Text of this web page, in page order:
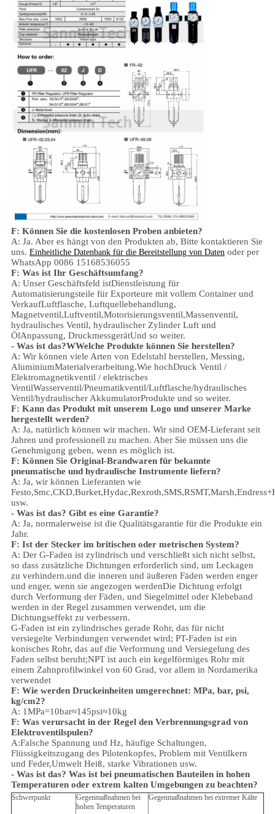
F: Können Sie die kostenlosen Proben anbieten?
A: Ja. Aber es hängt von den Produkten ab, Bitte kontaktieren Sie
uns. Einheitliche Datenbank für die Bereitstellung von Daten oder per
WhatsApp 0086 15168536055
F: Was ist Ihr Geschäftsumfang?
A: Unser Geschäftsfeld istDienstleistung für
Automatisierungsteile für Exporteure mit vollem Container und
VerkaufLuftflasche, Luftquellebehandlung,
Magnetventil,Luftventil,Motorisierungsventil,Massenventil,
hydraulisches Ventil, hydraulischer Zylinder Luft und
ÖlAnpassung, DruckmessgerätUnd so weiter.
- Was ist das?WWelche Produkte können Sie herstellen?
A: Wir können viele Arten von Edelstahl herstellen, Messing,
AluminiumMaterialverarbeitung.Wie hochDruck Ventil /
Elektromagnetikventil / elektrisches
VentilWasserventil/Pneumatikventil/Luftflasche/hydraulisches
Ventil/hydraulischer AkkumulatorProdukte und so weiter.
F: Kann das Produkt mit unserem Logo und unserer Marke
hergestellt werden?
A: Ja, natürlich können wir machen. Wir sind OEM-Lieferant seit
Jahren und professionell zu machen. Aber Sie müssen uns die
Genehmigung geben, wenn es möglich ist.
F: Können Sie Original-Brandwaren für bekannte
pneumatische und hydraulische Instrumente liefern?
A: Ja, wir können Lieferanten wie
usw.
- Was ist das? Gibt es eine Garantie?
A: Ja, normalerweise ist die Qualitätsgarantie für die Produkte ein
Jahr.
F: Ist der Stecker im britischen oder metrischen System?
A: Der G-Faden ist zylindrisch und verschließt sich nicht selbst,
so dass zusätzliche Dichtungen erforderlich sind, um Leckagen
zu verhindern.und die inneren und äußeren Fäden werden enger
und enger, wenn sie angezogen werdenDie Dichtung erfolgt
durch Verformung der Fäden, und Siegelmittel oder Klebeband
werden in der Regel zusammen verwendet, um die
Dichtungseffekt zu verbessern.
G-Faden ist ein zylindrisches gerade Rohr, das für nicht
versiegelte Verbindungen verwendet wird; PT-Faden ist ein
konisches Rohr, das auf die Verformung und Versiegelung des
Faden selbst beruht;NPT ist auch ein kegelförmiges Rohr mit
einem Zahnprofilwinkel von 60 Grad, vor allem in Nordamerika
verwendet
F: Wie werden Druckeinheiten umgerechnet: MPa, bar, psi,
kg/cm2?
A: 1MPa=10bar≈145psi≈10kg
F: Was verursacht in der Regel den Verbrennungsgrad von
Elektroventilspulen?
A:Falsche Spannung und Hz, häufige Schaltungen,
Flüssigkeitszugang des Pilotenkopfes, Problem mit Ventilkern
und Feder,Umwelt Heiß, starke Vibrationen usw.
- Was ist das? Was ist bei pneumatischen Bauteilen in hohen
Temperaturen oder extrem kalten Umgebungen zu beachten?
Schwerpunkt
Gegenmaßnahmen bei
hohen Temperaturen
Gegenmaßnahmen bei extremer Kälte